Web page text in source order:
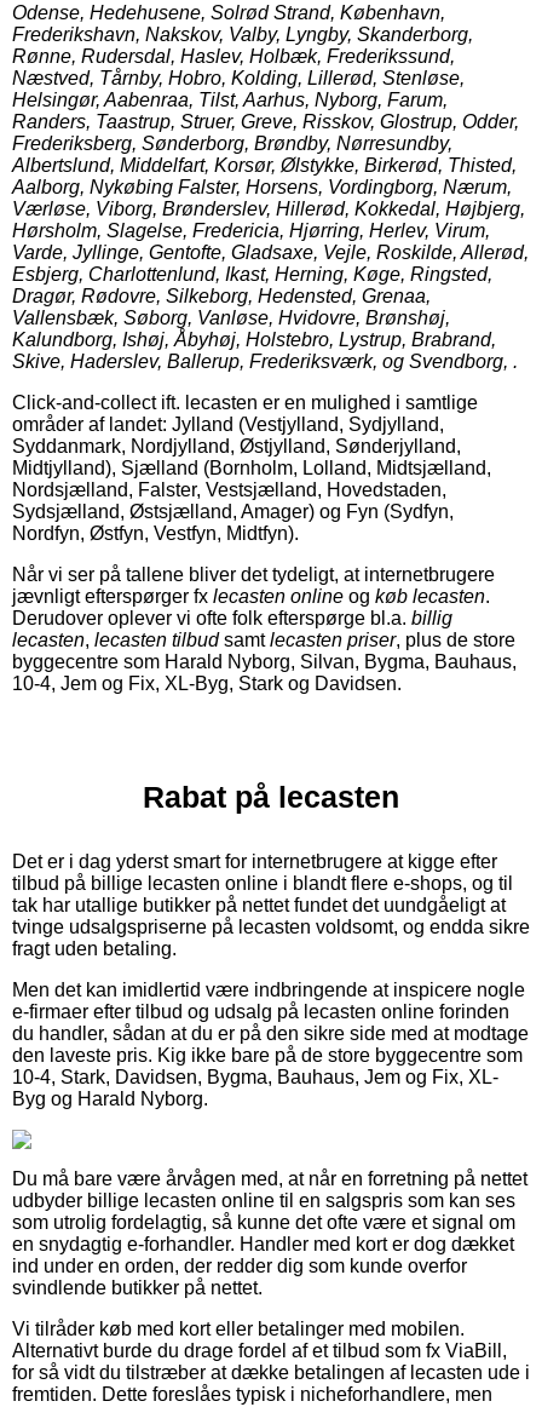
Odense, Hedehusene, Solrød Strand, København,
Frederikshavn, Nakskov, Valby, Lyngby, Skanderborg,
Rønne, Rudersdal, Haslev, Holbæk, Frederikssund,
Næstved, Tårnby, Hobro, Kolding, Lillerød, Stenløse,
Helsingør, Aabenraa, Tilst, Aarhus, Nyborg, Farum,
Randers, Taastrup, Struer, Greve, Risskov, Glostrup, Odder,
Frederiksberg, Sønderborg, Brøndby, Nørresundby,
Albertslund, Middelfart, Korsør, Ølstykke, Birkerød, Thisted,
Aalborg, Nykøbing Falster, Horsens, Vordingborg, Nærum,
Værløse, Viborg, Brønderslev, Hillerød, Kokkedal, Højbjerg,
Hørsholm, Slagelse, Fredericia, Hjørring, Herlev, Virum,
Varde, Jyllinge, Gentofte, Gladsaxe, Vejle, Roskilde, Allerød,
Esbjerg, Charlottenlund, Ikast, Herning, Køge, Ringsted,
Dragør, Rødovre, Silkeborg, Hedensted, Grenaa,
Vallensbæk, Søborg, Vanløse, Hvidovre, Brønshøj,
Kalundborg, Ishøj, Åbyhøj, Holstebro, Lystrup, Brabrand,
Skive, Haderslev, Ballerup, Frederiksværk, og Svendborg, .
Click-and-collect ift. lecasten er en mulighed i samtlige
områder af landet: Jylland (Vestjylland, Sydjylland,
Syddanmark, Nordjylland, Østjylland, Sønderjylland,
Midtjylland), Sjælland (Bornholm, Lolland, Midtsjælland,
Nordsjælland, Falster, Vestsjælland, Hovedstaden,
Sydsjælland, Østsjælland, Amager) og Fyn (Sydfyn,
Nordfyn, Østfyn, Vestfyn, Midtfyn).
Når vi ser på tallene bliver det tydeligt, at internetbrugere
jævnligt efterspørger fx lecasten online og køb lecasten.
Derudover oplever vi ofte folk efterspørge bl.a. billig
lecasten, lecasten tilbudsamtlecasten priser, plus de store
byggecentre som Harald Nyborg, Silvan, Bygma, Bauhaus,
10-4, Jem og Fix, XL-Byg, Stark og Davidsen.
Rabat på lecasten
Det er i dag yderst smart for internetbrugere at kigge efter
tilbud på billige lecasten online i blandt flere e-shops, og til
tak har utallige butikker på nettet fundet det uundgåeligt at
tvinge udsalgspriserne på lecasten voldsomt, og endda sikre
fragt uden betaling.
Men det kan imidlertid være indbringende at inspicere nogle
e-firmaer efter tilbud og udsalg på lecasten online forinden
du handler, sådan at du er på den sikre side med at modtage
den laveste pris. Kig ikke bare på de store byggecentre som
10-4, Stark, Davidsen, Bygma, Bauhaus, Jem og Fix, XL-
Byg og Harald Nyborg.
Du må bare være årvågen med, at når en forretning på nettet
udbyder billige lecasten online til en salgspris som kan ses
som utrolig fordelagtig, så kunne det ofte være et signal om
en snydagtig e-forhandler. Handler med kort er dog dækket
ind under en orden, der redder dig som kunde overfor
svindlende butikker på nettet.
Vi tilråder køb med kort eller betalinger med mobilen.
Alternativt burde du drage fordel af et tilbud som fx ViaBill,
for så vidt du tilstræber at dække betalingen af lecasten ude i
fremtiden. Dette foreslåes typisk i nicheforhandlere, men